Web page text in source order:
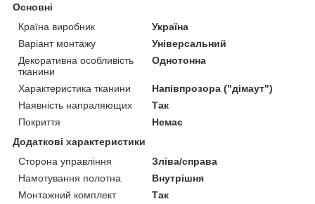
Основні
Країна виробник
Україна
Варіант монтажу
Універсальний
Декоративна особливість
тканини
Однотонна
Характеристика тканини
Напівпрозора ("дімаут")
Наявність напраляющих
Так
Покриття
Немає
Додаткові характеристики
Сторона управління
Зліва/справа
Намотування полотна
Внутрішня
Монтажний комплект
Так